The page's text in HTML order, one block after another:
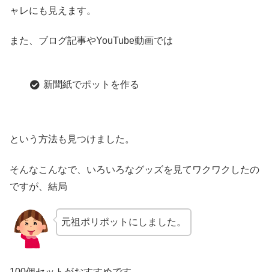
ャレにも見えます。
また、ブログ記事やYouTube動画では
新聞紙でポットを作る
という方法も見つけました。
そんなこんなで、いろいろなグッズを見てワクワクしたの
ですが、結局
元祖ポリポットにしました。